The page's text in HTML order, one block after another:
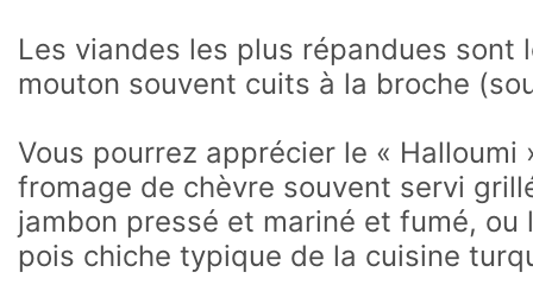
Les viandes les plus répandues sont
mouton souvent cuits à la broche
Vous pourrez apprécier le « Halloumi
fromage de chèvre souvent servi
jambon pressé et mariné et fumé, ou
pois chiche typique de la cuisine